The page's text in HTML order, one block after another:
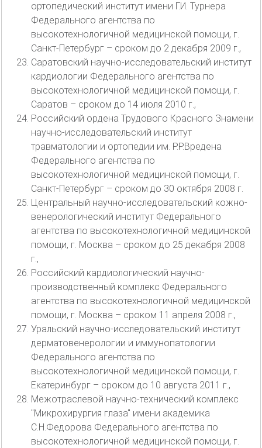
ортопедический институт имени Г.И. Турнера
Федерального агентства по
высокотехнологичной медицинской помощи, г.
Санкт-Петербург – сроком до 2 декабря 2009 г.,
Саратовский научно-исследовательский институт
кардиологии Федерального агентства по
высокотехнологичной медицинской помощи, г.
Саратов – сроком до 14 июля 2010 г.,
Российский ордена Трудового Красного Знамени
научно-исследовательский институт
травматологии и ортопедии им. Р.Р.Вредена
Федерального агентства по
высокотехнологичной медицинской помощи, г.
Санкт-Петербург – сроком до 30 октября 2008 г.
Центральный научно-исследовательский кожно-
венерологический институт Федерального
агентства по высокотехнологичной медицинской
помощи, г. Москва – сроком до 25 декабря 2008
г.,
Российский кардиологический научно-
производственный комплекс Федерального
агентства по высокотехнологичной медицинской
помощи, г. Москва – сроком 11 апреля 2008 г.,
Уральский научно-исследовательский институт
дерматовенерологии и иммунопатологии
Федерального агентства по
высокотехнологичной медицинской помощи, г.
Екатеринбург – сроком до 10 августа 2011 г.,
Межотраслевой научно-технический комплекс
"Микрохирургия глаза" имени академика
С.Н.Федорова Федерального агентства по
высокотехнологичной медицинской помощи, г.